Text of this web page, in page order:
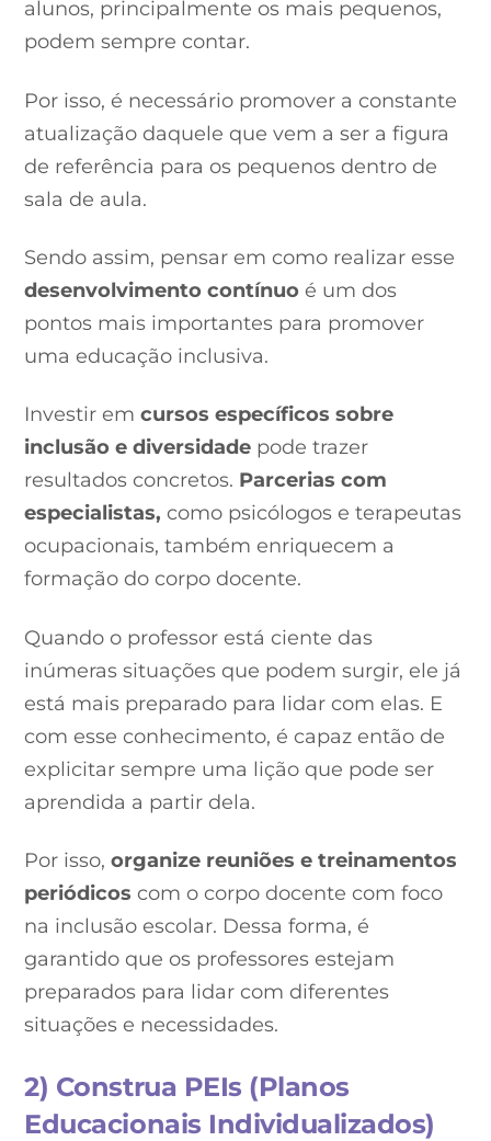
alunos, principalmente os mais pequenos,
podem sempre contar.
Por isso, é necessário promover a constante
atualização daquele que vem a ser a figura
de referência para os pequenos dentro de
sala de aula.
Sendo assim, pensar em como realizar esse
desenvolvimento contínuo é um dos
pontos mais importantes para promover
uma educação inclusiva.
Investir emcursos específicos sobre
inclusão e diversidade pode trazer
resultados concretos. Parcerias com
especialistas, como psicólogos e terapeutas
ocupacionais, também enriquecem a
formação do corpo docente.
Quando o professor está ciente das
inúmeras situações que podem surgir, ele já
está mais preparado para lidar com elas. E
com esse conhecimento, é capaz então de
explicitar sempre uma lição que pode ser
aprendida a partir dela.
Por isso,organize reuniões e treinamentos
periódicos com o corpo docente com foco
na inclusão escolar. Dessa forma, é
garantido que os professores estejam
preparados para lidar com diferentes
situações e necessidades.
2) Construa PEIs (Planos
Educacionais Individualizados)